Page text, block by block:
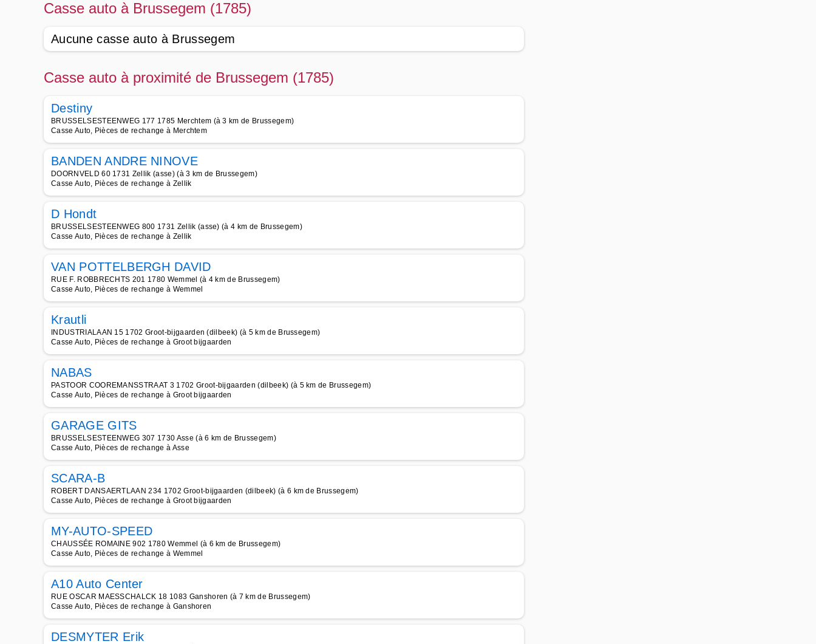
Casse auto à Brussegem (1785)
Aucune casse auto à Brussegem
Casse auto à proximité de Brussegem (1785)
Destiny
BRUSSELSESTEENWEG 177 1785 Merchtem (à 3 km de Brussegem)
Casse Auto, Pièces de rechange à Merchtem
BANDEN ANDRE NINOVE
DOORNVELD 60 1731 Zellik (asse) (à 3 km de Brussegem)
Casse Auto, Pièces de rechange à Zellik
D Hondt
BRUSSELSESTEENWEG 800 1731 Zellik (asse) (à 4 km de Brussegem)
Casse Auto, Pièces de rechange à Zellik
VAN POTTELBERGH DAVID
RUE F. ROBBRECHTS 201 1780 Wemmel (à 4 km de Brussegem)
Casse Auto, Pièces de rechange à Wemmel
Krautli
INDUSTRIALAAN 15 1702 Groot-bijgaarden (dilbeek) (à 5 km de Brussegem)
Casse Auto, Pièces de rechange à Groot bijgaarden
NABAS
PASTOOR COOREMANSSTRAAT 3 1702 Groot-bijgaarden (dilbeek) (à 5 km de Brussegem)
Casse Auto, Pièces de rechange à Groot bijgaarden
GARAGE GITS
BRUSSELSESTEENWEG 307 1730 Asse (à 6 km de Brussegem)
Casse Auto, Pièces de rechange à Asse
SCARA-B
ROBERT DANSAERTLAAN 234 1702 Groot-bijgaarden (dilbeek) (à 6 km de Brussegem)
Casse Auto, Pièces de rechange à Groot bijgaarden
MY-AUTO-SPEED
CHAUSSÉE ROMAINE 902 1780 Wemmel (à 6 km de Brussegem)
Casse Auto, Pièces de rechange à Wemmel
A10 Auto Center
RUE OSCAR MAESSCHALCK 18 1083 Ganshoren (à 7 km de Brussegem)
Casse Auto, Pièces de rechange à Ganshoren
DESMYTER Erik